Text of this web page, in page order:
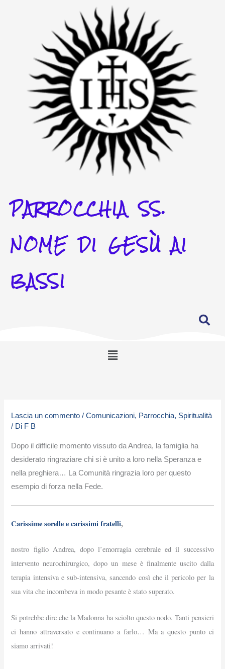
PARROCCHIA SS.
NOME DI GESÙ AI
BASSI
Menu
Lascia un commento /Comunicazioni, Parrocchia, Spiritualità
/ Di F B
Dopo il difficile momento vissuto da Andrea, la famiglia ha
desiderato ringraziare chi si è unito a loro nella Speranza e
nella preghiera…
La Comunità ringrazia loro per questo
esempio di forza nella Fede.
Carissime sorelle e carissimi fratelli,
nostro figlio Andrea, dopo l’emorragia cerebrale ed il successivo
intervento neurochirurgico, dopo un mese è finalmente uscito dalla
terapia intensiva e sub-intensiva, sancendo così che il pericolo per la
sua vita che incombeva in modo pesante è stato superato.
Si potrebbe dire che la Madonna ha sciolto questo nodo. Tanti pensieri
ci hanno attraversato e continuano a farlo… Ma a questo punto ci
siamo arrivati!